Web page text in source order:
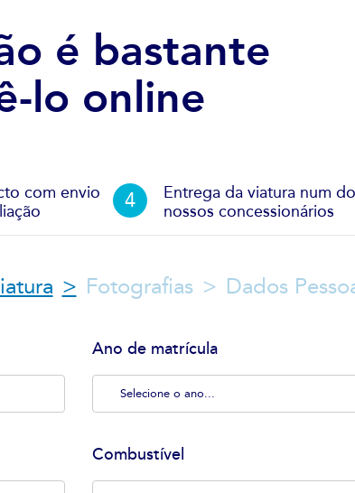
é bastante
lo online
com envio
Entrega da viatura num
nossos concessionários
Fotografias Dados
Ano de matrícula
Combustível